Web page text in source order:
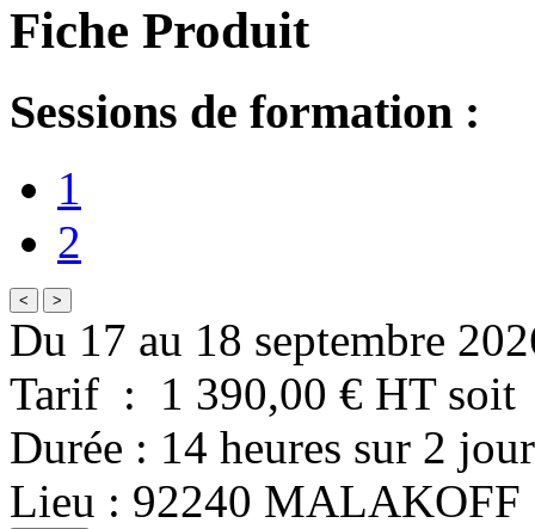
Fiche Produit
Sessions de formation :
1
2
< >
Du 17 au 18 septembre
Tarif : 1 390,00 € HT soit
Durée : 14 heures sur 2
Lieu : 92240 MALAKOFF